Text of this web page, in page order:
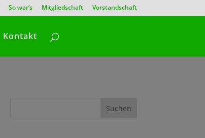
So war’s Mitgliedschaft Vorstandschaft
Kontakt
Suchen